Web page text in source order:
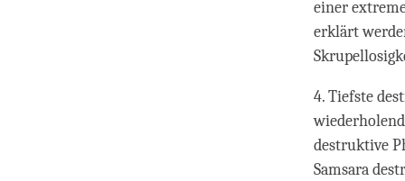
einer
erklärt
4. Tiefste
destruktive
Samsara